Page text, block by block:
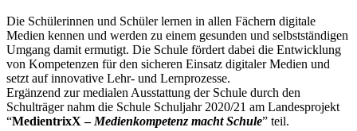
Die Schülerinnen und Schüler lernen in allen Fächern digitale
Medien kennen und werden zu einem gesunden und selbstständigen
Umgang damit ermutigt. Die Schule fördert dabei die Entwicklung
von Kompetenzen für den sicheren Einsatz digitaler Medien und
setzt auf innovative Lehr- und Lernprozesse.
Ergänzend zur medialen Ausstattung der Schule durch den
Schulträger nahm die Schule Schuljahr 2020/21 am Landesprojekt
“MedientrixX – Medienkompetenz macht Schule” teil.